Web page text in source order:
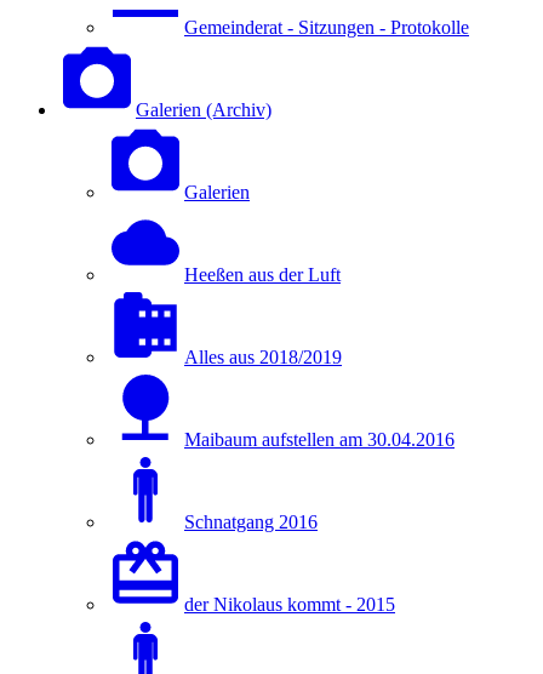
Gemeinderat - Sitzungen - Protokolle
Galerien (Archiv)
Galerien
Heeßen aus der Luft
Alles aus 2018/2019
Maibaum aufstellen am 30.04.2016
Schnatgang 2016
der Nikolaus kommt - 2015